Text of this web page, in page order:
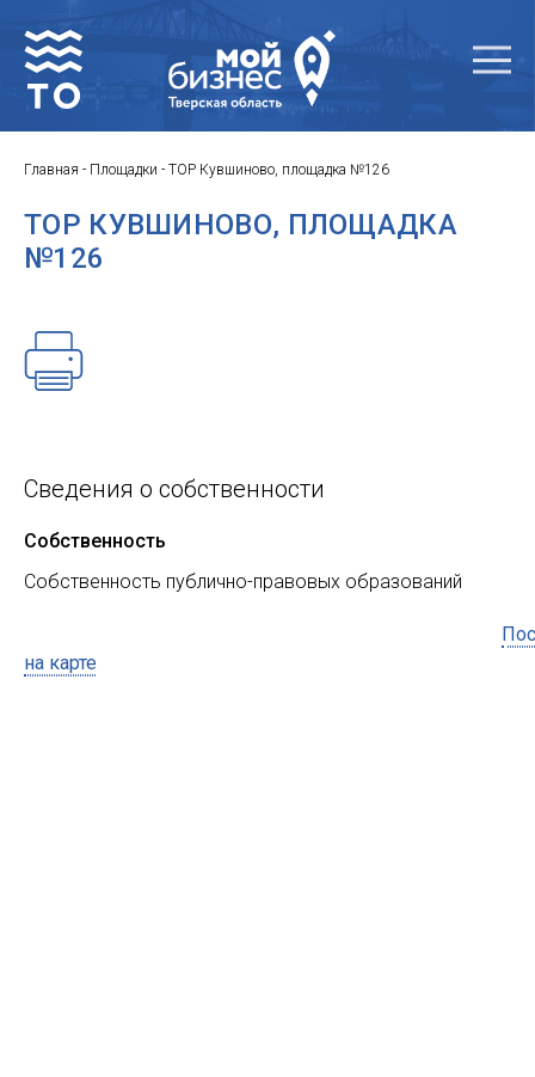
Главная - Площадки - ТОР Кувшиново, площадка №126
ТОР КУВШИНОВО, ПЛОЩАДКА
№126
Сведения о собственности
Собственность
Собственность публично-правовых образований
на карте